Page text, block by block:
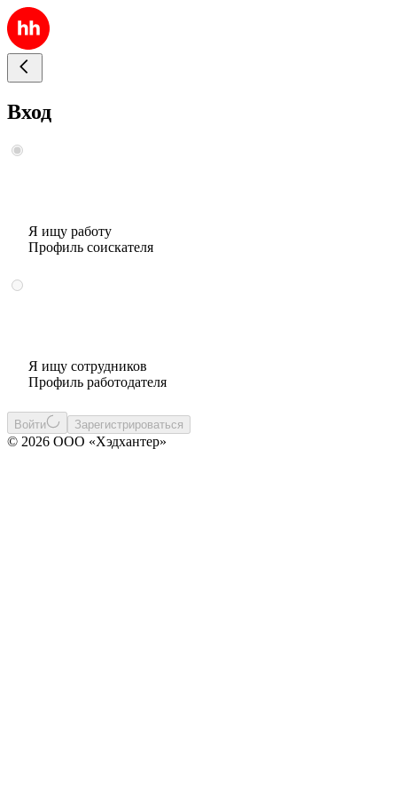
Вход
Я ищу работу
Профиль соискателя
Я ищу сотрудников
Профиль работодателя
Войти Зарегистрироваться
© 2026 ООО «Хэдхантер»